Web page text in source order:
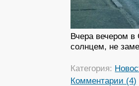
Вчера вечером
солнцем, не
Категория:
Комментарии (4)